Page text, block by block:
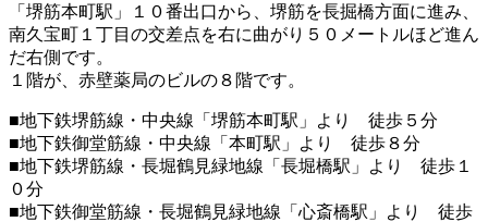
「堺筋本町駅」１０番出口から、堺筋を長掘橋方面に進み、
南久宝町１丁目の交差点を右に曲がり５０メートルほど進ん
だ右側です。
１階が、赤壁薬局のビルの８階です。
■地下鉄堺筋線・中央線「堺筋本町駅」より 徒歩５分
■地下鉄御堂筋線・中央線「本町駅」より 徒歩８分
■地下鉄堺筋線・長堀鶴見緑地線「長堀橋駅」より 徒歩１
０分
■地下鉄御堂筋線・長堀鶴見緑地線「心斎橋駅」より 徒歩